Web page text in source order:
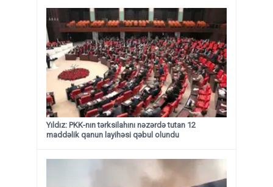
Yıldız: PKK-nın tərksilahını nəzərdə tutan 12
maddəlik qanun layihəsi qəbul olundu ​​​​​​​